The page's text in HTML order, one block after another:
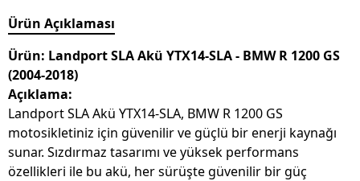
Ürün Açıklaması
Ürün: Landport SLA Akü YTX14-SLA - BMW R 1200 GS
(2004-2018)
Açıklama:
Landport SLA Akü YTX14-SLA, BMW R 1200 GS
motosikletiniz için güvenilir ve güçlü bir enerji kaynağı
sunar. Sızdırmaz tasarımı ve yüksek performans
özellikleri ile bu akü, her sürüşte güvenilir bir güç